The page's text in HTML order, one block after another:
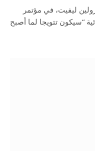
ليفيت، في مؤتمر
“سيكون تتويجا لما أصبح